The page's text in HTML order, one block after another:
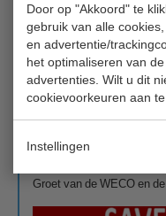
Door op "Akkoord" te
gebruik van alle
en advertentie/
het optimaliseren van
advertenties. Wilt u dit
cookievoorkeuren aan te
Instellingen
Als Special, dus als
inschrijving
Golfbaan.
De Inschrijving
12:00 uur
Wees er t.z.t. op tijd bij,
volgeboekt!!
Groet van de WECO en